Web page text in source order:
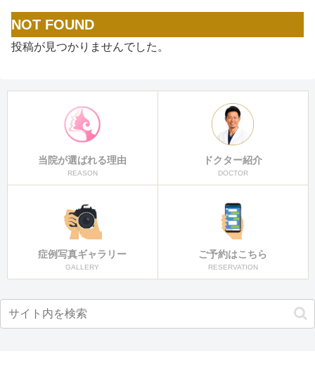
NOT FOUND
投稿が見つかりませんでした。
当院が選ばれる理由
REASON
ドクター紹介
DOCTOR
症例写真ギャラリー
GALLERY
ご予約はこちら
RESERVATION